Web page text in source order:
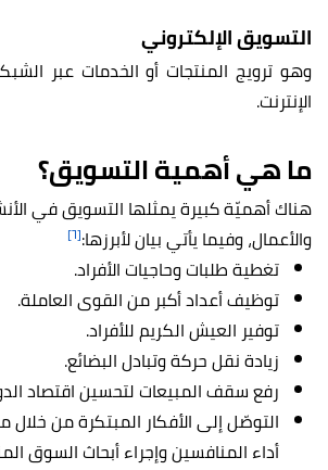
التسويق الإلكتروني
وهو ترويج المنتجات أو الخدمات عبر
الإنترنت.
ما هي أهمية التسويق؟
هناك أهميّة كبيرة يمثلها التسويق في
والأعمال، وفيما يأتي بيان لأبرزها:[٦]
تغطية طلبات وحاجيات الأفراد.
توظيف أعداد أكبر من القوى العاملة.
توفير العيش الكريم للأفراد.
زيادة نقل حركة وتبادل البضائع.
رفع سقف المبيعات لتحسين اقتصاد
التوصّل إلى الأفكار المبتكرة من خلال
أداء المنافسين وإجراء أبحاث السوق